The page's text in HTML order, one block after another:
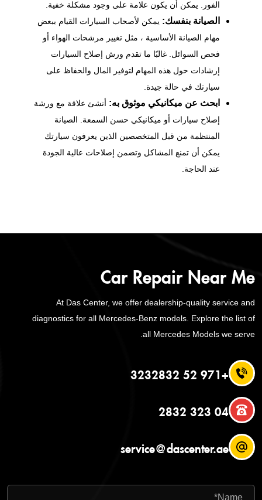
الفور. يمكن أن يكون علامة على وجود مشكلة خفية.
الصيانة بنفسك: يمكن لأصحاب السيارات القيام ببعض
مهام الصيانة الأساسية ، مثل تغيير مرشحات الهواء أو
فحص السوائل. غالبًا ما تقدم ورش إصلاح السيارات
إرشادات حول هذه المهام لتوفير المال والحفاظ على
سيارتك في حالة جيدة.
ابحث عن ميكانيكي موثوق به: أنشئ علاقة مع ورشة
إصلاح سيارات أو ميكانيكي حسن السمعة. الصيانة
المنتظمة من قبل المتخصصين الذين يعرفون سيارتك
يمكن أن تمنع المشاكل وتضمن إصلاحات عالية الجودة
عند الحاجة.
Car Repair Near Me
At Das Center, we offer dealership-quality service and
diagnostics for all Mercedes-Benz models. Explore the list of
all Mercedes Models we serve.
+971 52 3232832
04 323 2832
service@dascenter.ae